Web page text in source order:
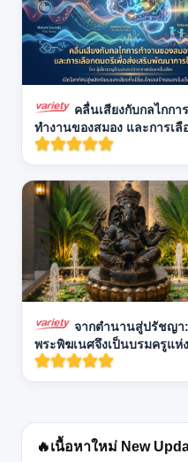
คลื่นเสียงกับกลไกการ
ทำงานของสมอง และการเลื
ดนตรีเพื่อส่งเสริมพัฒนาการใ
จากตำนานสู่ปรัชญา
พระพิฆเนศจึงเป็นบรมครูแห่
ปัญญาและปฏิภาณไหวพริบ
🔥เนื้อหาใหม่ New